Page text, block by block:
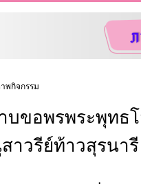
พกิจกรรม
บขอพรพระพุทธ
าวรีย์ท้าวสุรนา